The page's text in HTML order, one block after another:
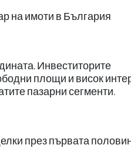
на имоти в България
Инвеститорите
площи и висок
пазарни сегменти.
през първата